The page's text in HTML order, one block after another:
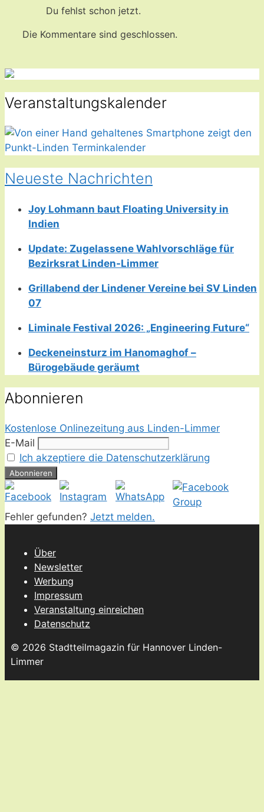
Du fehlst schon jetzt.
Die Kommentare sind geschlossen.
Veranstaltungskalender
Neueste Nachrichten
Joy Lohmann baut Floating University in
Indien
Update: Zugelassene Wahlvorschläge für
Bezirksrat Linden-Limmer
Grillabend der Lindener Vereine bei SV Linden
07
Liminale Festival 2026: „Engineering Future“
Deckeneinsturz im Hanomaghof –
Bürogebäude geräumt
Abonnieren
Kostenlose Onlinezeitung aus Linden-Limmer
E-Mail
Ich akzeptiere die Datenschutzerklärung
Fehler gefunden? Jetzt melden.
Über
Newsletter
Werbung
Impressum
Veranstaltung einreichen
Datenschutz
© 2026 Stadtteilmagazin für Hannover Linden-
Limmer